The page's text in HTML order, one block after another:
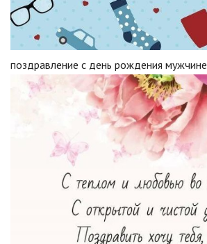
поздравление с день рождения мужчине